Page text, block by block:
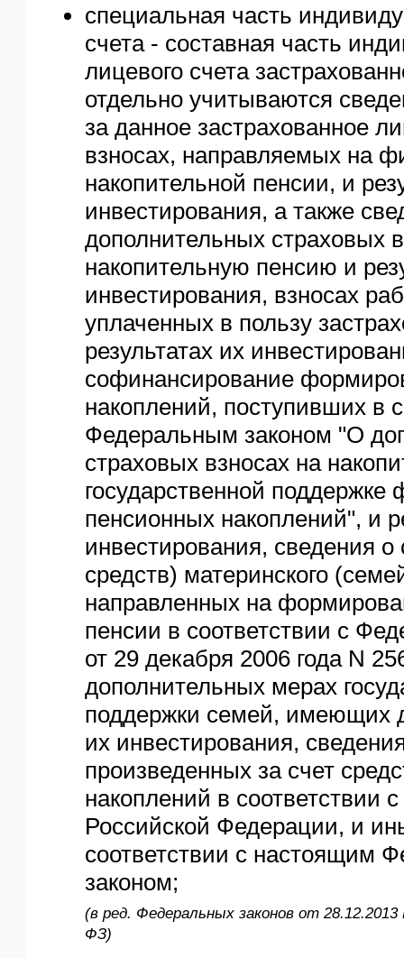
специальная часть
счета - составная часть
лицевого счета
отдельно учитываются
за данное застрахованное
взносах, направляемых на
накопительной пенсии, и
инвестирования, а также
дополнительных страховых
накопительную пенсию и
инвестирования, взносах
уплаченных в пользу
результатах их
софинансирование
накоплений, поступивших в
Федеральным законом "О
страховых взносах на
государственной
пенсионных накоплений", и
инвестирования, сведения о
средств) материнского
направленных на
пенсии в соответствии с
от 29 декабря 2006 года N
дополнительных мерах
поддержки семей, имеющих
их инвестирования,
произведенных за счет
накоплений в соответствии
Российской Федерации, и
соответствии с настоящим
законом;
(в ред. Федеральных законов от
ФЗ)